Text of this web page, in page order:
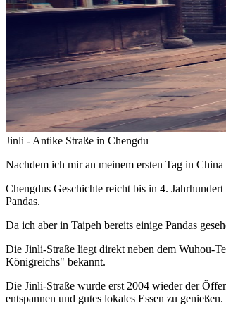
Jinli - Antike Straße in Chengdu
Nachdem ich mir an meinem ersten Tag in
Chengdus Geschichte reicht bis in 4.
Pandas.
Da ich aber in Taipeh bereits einige Pandas
Die Jinli-Straße liegt direkt neben dem Wuhou-
Königreichs" bekannt.
Die Jinli-Straße wurde erst 2004 wieder der
entspannen und gutes lokales Essen zu genießen.